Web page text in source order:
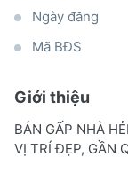
Ngày đăng
Mã BĐS
Giới thiệu
BÁN GẤP NHÀ
VỊ TRÍ ĐẸP, GẦN